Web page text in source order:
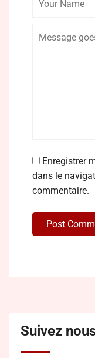
Enregistrer
dans le
commentaire.
Post
Suivez